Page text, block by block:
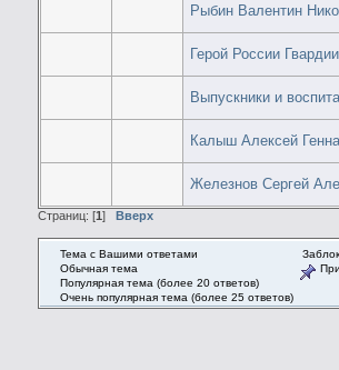
Рыбин Валентин
Герой России
Выпускники и
Калыш Алексей
Железнов Сергей
Страниц: [1 ] Вверх
Тема с Вашими ответами
Обычная тема
Популярная тема (более 20 ответов)
Очень популярная тема (более 25 ответов)